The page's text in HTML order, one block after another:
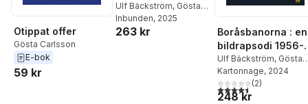
Otippat offer
Gösta Carlsson
E-bok
59 kr
Göteborg till
Hallandsås 1960-
2010
Ulf Bäckström, Gösta
Carlsson, Stig
Johansson
Inbunden, 2025
263 kr
Boråsbanorna : en
bildrapsodi 1956-
1989
Ulf Bäckström, Gösta
Carlsson,Lars
Hagström,
Johansson
Kartonnage, 2024
4,5utav 5 stjärnor.
(2)
248 kr